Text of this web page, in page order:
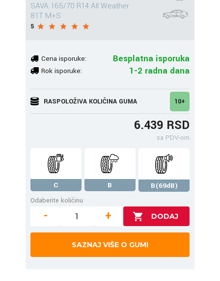
SAVA 165/70 R14 All Weather
81T M+S
5
Cena isporuke: Besplatna isporuka
Rok isporuke: 1-2 radna dana
RASPOLOŽIVA KOLIČINA GUMA 10+
6.439 RSD
sa PDV-om
C B
B(69dB)
Odaberite količinu
- +
SAZNAJ VIŠE O GUMI